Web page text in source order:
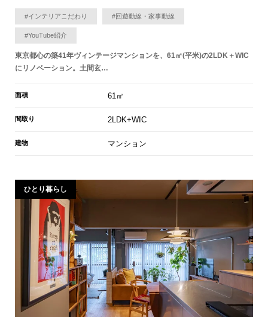
#インテリアこだわり #回遊動線・家事動線
#YouTube紹介
東京都心の築41年ヴィンテージマンションを、61㎡(平米)の2LDK＋WIC
にリノベーション。土間玄…
面積 61㎡
間取り 2LDK+WIC
建物 マンション
ひとり暮らし